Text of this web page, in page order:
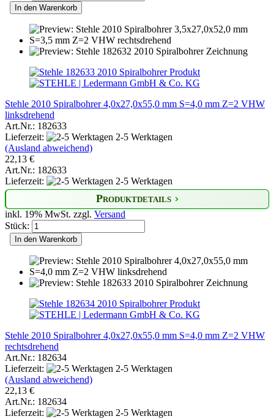
In den Warenkorb
Stehle 2010 Spiralbohrer 4,0x27,0x55,0 mm S=4,0 mm Z=2 VHW
linksdrehend
Art.Nr.: 182633
Lieferzeit:
2-5 Werktagen
(Ausland abweichend)
22,13 €
Art.Nr.: 182633
Lieferzeit:
2-5 Werktagen
Produktdetails
inkl. 19% MwSt. zzgl. Versand
Stück:
In den Warenkorb
Stehle 2010 Spiralbohrer 4,0x27,0x55,0 mm S=4,0 mm Z=2 VHW
rechtsdrehend
Art.Nr.: 182634
Lieferzeit:
2-5 Werktagen
(Ausland abweichend)
22,13 €
Art.Nr.: 182634
Lieferzeit:
2-5 Werktagen